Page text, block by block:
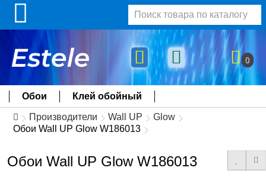
0
Обои Клей обойный
Производители Wall UP
Glow
Обои Wall UP Glow W186013
Обои Wall UP Glow W186013